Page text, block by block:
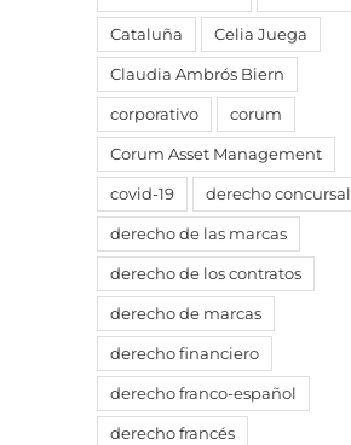
Cataluña Celia Juega
Claudia Ambrós Biern
corporativo corum
Corum Asset Management
covid-19 derecho concursal
derecho de las marcas
derecho de los contratos
derecho de marcas
derecho financiero
derecho franco-español
derecho francés